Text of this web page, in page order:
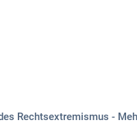
Rechtsextremismus -